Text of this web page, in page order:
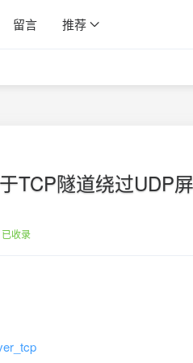
留言 推荐
TCP隧道绕过UDP
已收录